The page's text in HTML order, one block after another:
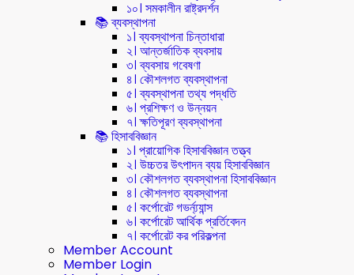
১০। সমকালীন রাষ্ট্রদর্শন
📚 ব্যবস্থাপনা
১। ব্যবস্থাপনা চিন্তাধারা
২। আন্তর্জাতিক ব্যবসায়
৩। ব্যবসায় গবেষণা
৪। কৌশলগত ব্যবস্থাপনা
৫। ব্যবস্থাপনা তথ্য পদ্ধতি
৬। প্রশিক্ষণ ও উন্নয়ন
৭। ক্ষতিপূরণ ব্যবস্থাপনা
📚 হিসাববিজ্ঞান
১। প্রায়োগিক হিসাববিজ্ঞান তত্ত্ব
২। উচ্চতর উৎপাদন ব্যয় হিসাববিজ্ঞান
৩। কৌশলগত ব্যবস্থাপনা হিসাববিজ্ঞান
৪। কৌশলগত ব্যবস্থাপনা
৫। কর্পোরেট গভর্ন্য্যান্স
৬। কর্পোরেট আর্থিক প্রর্তিবেদন
৭। কর্পোরেট কর পরিকল্পনা
Member Account
Member Login